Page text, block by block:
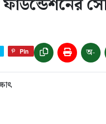
ফাউন্ডেশনের
Pin অ-